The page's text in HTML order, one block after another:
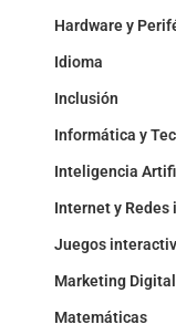
Hardware y
Idioma
Inclusión
Informática y
Inteligencia
Internet y
Juegos
Marketing Digital
Matemáticas